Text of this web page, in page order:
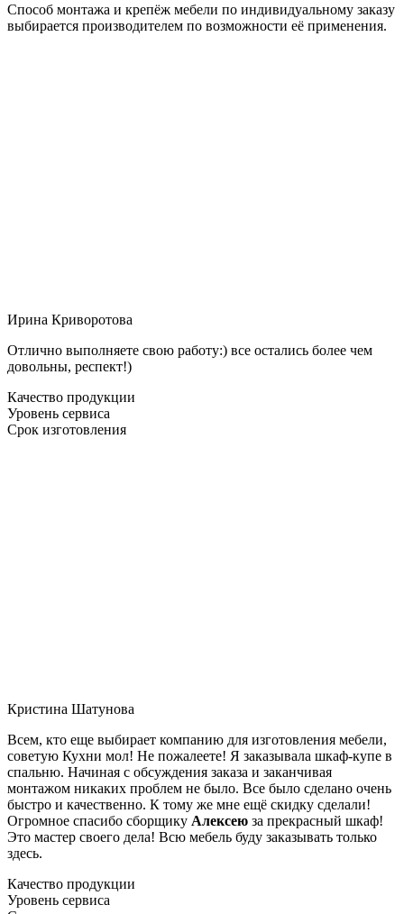
Способ монтажа и крепёж мебели по индивидуальному заказу
выбирается производителем по возможности её применения.
Ирина Криворотова
Отлично выполняете свою работу:) все остались более чем
довольны, респект!)
Качество продукции
Уровень сервиса
Срок изготовления
Кристина Шатунова
Всем, кто еще выбирает компанию для изготовления мебели,
советую Кухни мол! Не пожалеете! Я заказывала шкаф-купе в
спальню. Начиная с обсуждения заказа и заканчивая
монтажом никаких проблем не было. Все было сделано очень
быстро и качественно. К тому же мне ещё скидку сделали!
Огромное спасибо сборщику Алексею за прекрасный шкаф!
Это мастер своего дела! Всю мебель буду заказывать только
здесь.
Качество продукции
Уровень сервиса